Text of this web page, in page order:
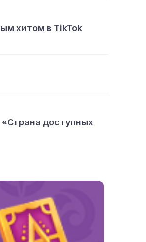
хитом в TikTok
доступных